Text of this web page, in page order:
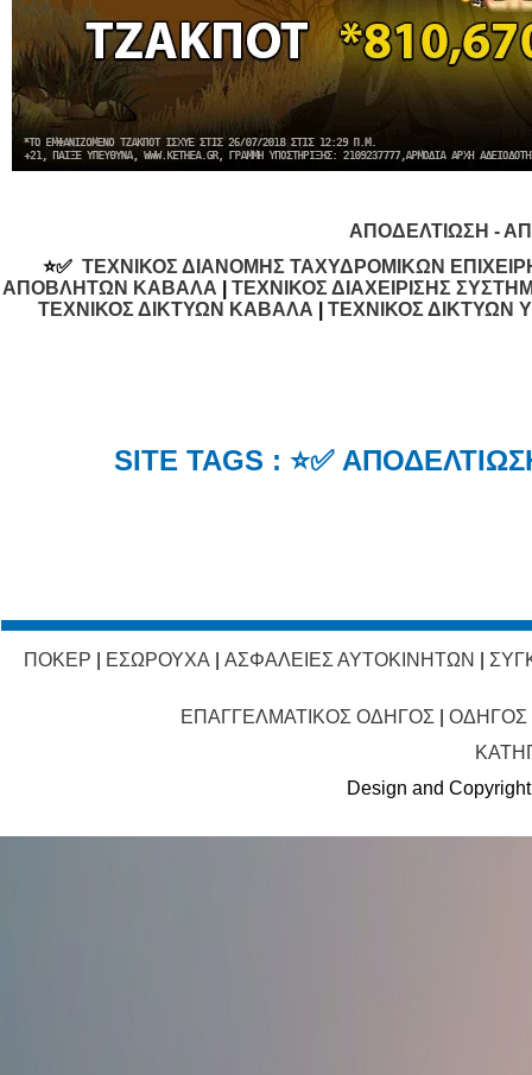
ΑΠΟΔΕΛΤΙΩΣΗ -
⭐✅ ΤΕΧΝΙΚΟΣ ΔΙΑΝΟΜΗΣ ΤΑΧΥΔΡΟΜΙΚΩΝ
ΑΠΟΒΛΗΤΩΝ ΚΑΒΑΛΑ
ΤΕΧΝΙΚΟΣ ΔΙΑΧΕΙΡΙΣΗΣ
ΤΕΧΝΙΚΟΣ ΔΙΚΤΥΩΝ ΚΑΒΑΛΑ
ΤΕΧΝΙΚΟΣ ΔΙΚΤΥΩΝ
SITE TAGS : ⭐✅
ΠΟΚΕΡ ΕΣΩΡΟΥΧΑ ΑΣΦΑΛΕΙΕΣ ΑΥΤΟΚΙΝΗΤΩΝ
ΕΠΑΓΓΕΛΜΑΤΙΚΟΣ ΟΔΗΓΟΣ
ΟΔΗΓΟΣ
Design and